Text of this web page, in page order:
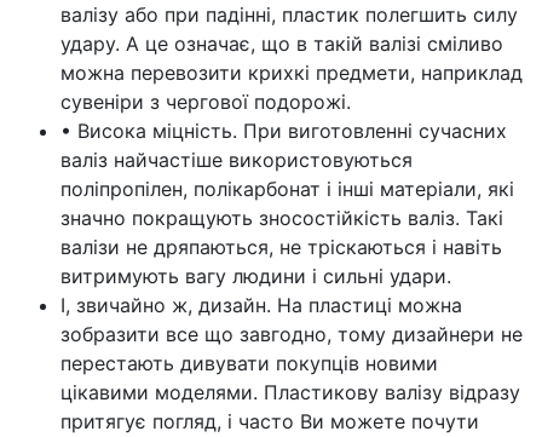
валізу або при падінні, пластик полегшить силу
удару. А це означає, що в такій валізі сміливо
можна перевозити крихкі предмети, наприклад
сувеніри з чергової подорожі.
• Висока міцність. При виготовленні сучасних
валіз найчастіше використовуються
поліпропілен, полікарбонат і інші матеріали, які
значно покращують зносостійкість валіз. Такі
валізи не дряпаються, не тріскаються і навіть
витримують вагу людини і сильні удари.
І, звичайно ж, дизайн. На пластиці можна
зобразити все що завгодно, тому дизайнери не
перестають дивувати покупців новими
цікавими моделями. Пластикову валізу відразу
притягує погляд, і часто Ви можете почути